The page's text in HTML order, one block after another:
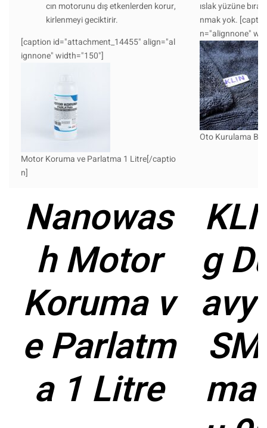
cın motorunu dış etkenlerden korur,
kirlenmeyi geciktirir.
[caption id="attachment_14455" align="al
ignnone" width="150"]
Motor Koruma ve Parlatma 1 Litre[/captio
n]
ıslak yüzüne
nmak yok.
n="alignnone"
Oto Kurulama
Nanowas
h Motor
Koruma v
e Parlatm
a 1 Litre
g
ma